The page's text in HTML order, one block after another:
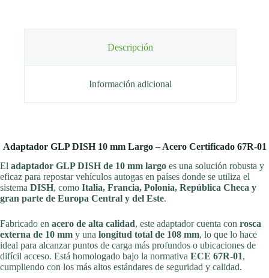
Descripción
Información adicional
Adaptador GLP DISH 10 mm Largo – Acero Certificado 67R-01
El adaptador GLP DISH de 10 mm largo es una solución robusta y
eficaz para repostar vehículos autogas en países donde se utiliza el
sistema DISH, como Italia, Francia, Polonia, República Checa y
gran parte de Europa Central y del Este.
Fabricado en acero de alta calidad, este adaptador cuenta con rosca
externa de 10 mm y una longitud total de 108 mm, lo que lo hace
ideal para alcanzar puntos de carga más profundos o ubicaciones de
difícil acceso. Está homologado bajo la normativa ECE 67R-01,
cumpliendo con los más altos estándares de seguridad y calidad.